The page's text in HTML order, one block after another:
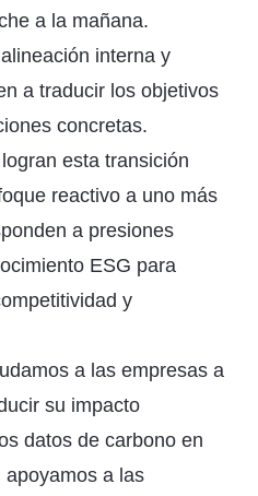
a la mañana.
interna y
a traducir los objetivos
concretas.
esta transición
reactivo a uno más
a presiones
ESG para
y
a las empresas a
su impacto
datos de carbono en
apoyamos a las